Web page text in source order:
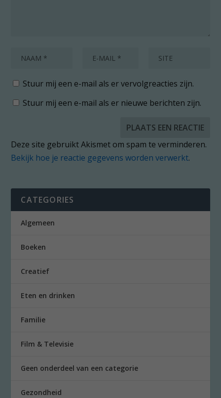
Stuur mij een e-mail als er vervolgreacties zijn.
Stuur mij een e-mail als er nieuwe berichten zijn.
Deze site gebruikt Akismet om spam te verminderen.
Bekijk hoe je reactie gegevens worden verwerkt.
CATEGORIES
Algemeen
Boeken
Creatief
Eten en drinken
Familie
Film & Televisie
Geen onderdeel van een categorie
Gezondheid